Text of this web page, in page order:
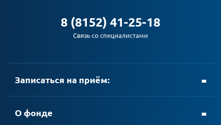
8 (8152) 41-25-18
Связь со специалистами
Записаться на приём:
О фонде